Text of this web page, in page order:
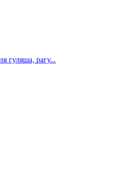
гуляша, рагу...